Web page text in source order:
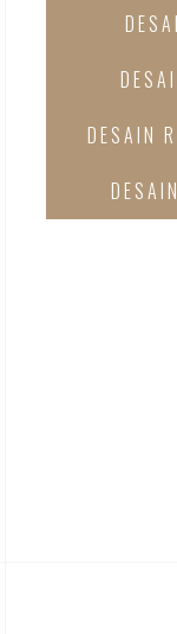
DESAIN